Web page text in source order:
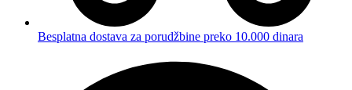
Besplatna dostava za porudžbine preko 10.000 dinara